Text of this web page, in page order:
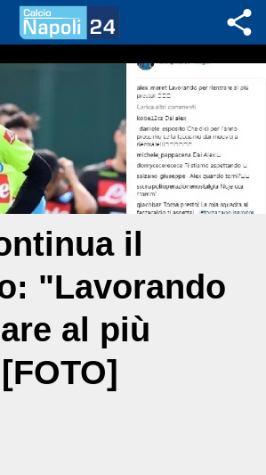
il
"Lavorando
al più